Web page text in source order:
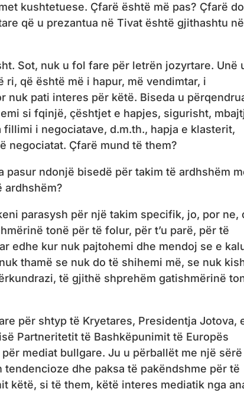
kushtetuese. Çfarë është më pas? Çfarë
që u prezantua në Tivat është gjithashtu në
Sot, nuk u fol fare për letrën jozyrtare. Unë
që është më i hapur, më vendimtar, i
nuk pati interes për këtë. Biseda u
si fqinjë, çështjet e hapjes, sigurisht,
i negociatave, d.m.th., hapja e klasterit,
negociatat. Çfarë mund të them?
pasur ndonjë bisedë për takim të ardhshëm
ardhshëm?
parasysh për një takim specifik, jo, por ne,
tonë për të folur, për t’u parë, për të
edhe kur nuk pajtohemi dhe mendoj se e
thamë se nuk do të shihemi më, se nuk
të gjithë shprehëm gatishmërinë
për shtyp të Kryetares, Presidentja Jotova,
Partneritetit të Bashkëpunimit të Europës
mediat bullgare. Ju u përballët me një sërë
dhe paksa të pakëndshme për të
këtë, si të them, këtë interes mediatik nga